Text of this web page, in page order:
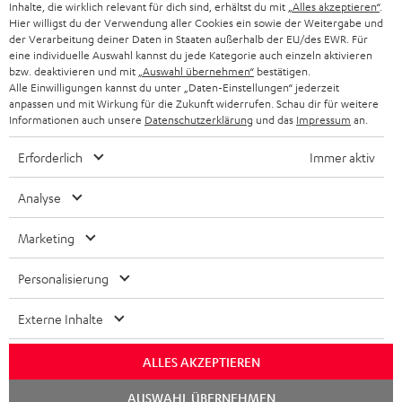
BLUETOOTH-KOPFHÖRER
STEREOANLAGEN
LAUTSPRECHER
ULTIMA-SERIE
IN-EAR-KOPFHÖRER
FANSHOP
NEUHEITEN
BLOG
NEWSLETTER
STORES
DEINE VORTEILE BEI TEUFEL
UNSER MANAGEMENT
NACHHALTIGKEIT
UNSERE WERTE
BILDUNGSRABATT
NIEDERLANDE
BELGIEN
FRANKREICH
POLEN
SPANIEN
ITALIEN
Technische Änderungen, Tippfehler und Irrtum vorbehalten. Das auf unseren
Fotos abgebildete Zubehör ist nicht im Lieferumfang enthalten. Etwaige
Entsorgungsgebühren für Batterien sind im Preis inbegriffen.
Datenschutz Daten-Einstellungen
Inhalte, die wirklich relevant für dich sind, erhältst du mit „Alles akzeptieren“.
Hier willigst du der Verwendung aller Cookies ein sowie der Weitergabe und
der Verarbeitung deiner Daten in Staaten außerhalb der EU/des EWR. Für
eine individuelle Auswahl kannst du jede Kategorie auch einzeln aktivieren
bzw. deaktivieren und mit „Auswahl übernehmen“ bestätigen.
Alle Einwilligungen kannst du unter „Daten-Einstellungen“ jederzeit
anpassen und mit Wirkung für die Zukunft widerrufen. Schau dir für weitere
Informationen auch unsere Datenschutzerklärung und das Impressum an.
Erforderlich Immer aktiv
Analyse
Marketing
Personalisierung
Externe Inhalte
ALLES AKZEPTIEREN
AUSWAHL ÜBERNEHMEN